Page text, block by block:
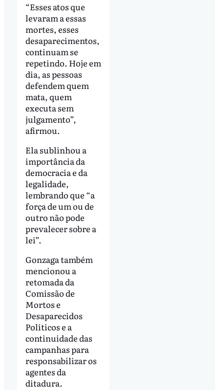
“Esses atos que
levaram a essas
mortes, esses
desaparecimentos,
continuam se
repetindo. Hoje em
dia, as pessoas
defendem quem
mata, quem
executa sem
julgamento”,
afirmou.
Ela sublinhou a
importância da
democracia e da
legalidade,
lembrando que “a
força de um ou de
outro não pode
prevalecer sobre a
lei”.
Gonzaga também
mencionou a
retomada da
Comissão de
Mortos e
Desaparecidos
Políticos e a
continuidade das
campanhas para
responsabilizar os
agentes da
ditadura.